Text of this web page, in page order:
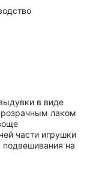
в виде
лаком
части игрушки
подвешивания на